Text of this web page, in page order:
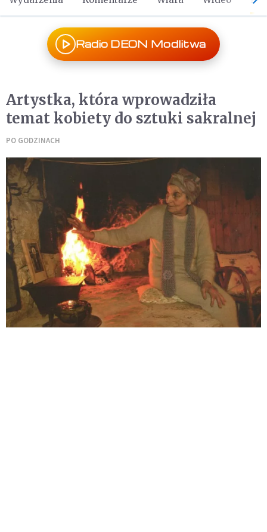
Radio DEON Modlitwa
Artystka, która wprowadziła
temat kobiety do sztuki sakralnej
PO GODZINACH